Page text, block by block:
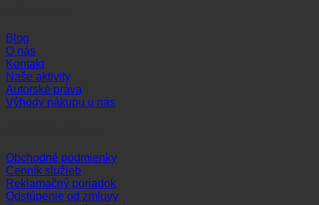
Blog
O nás
Kontakt
Naše aktivity
Autorské práva
Výhody nákupu u nás
Obchodné podmienky
Cenník služieb
Reklamačný poriadok
Odstúpenie od zmluvy